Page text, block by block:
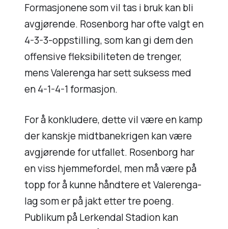
Formasjonene som vil tas i bruk kan bli
avgjørende. Rosenborg har ofte valgt en
4-3-3-oppstilling, som kan gi dem den
offensive fleksibiliteten de trenger,
mens Valerenga har sett suksess med
en 4-1-4-1 formasjon.
For å konkludere, dette vil være en kamp
der kanskje midtbanekrigen kan være
avgjørende for utfallet. Rosenborg har
en viss hjemmefordel, men må være på
topp for å kunne håndtere et Valerenga-
lag som er på jakt etter tre poeng.
Publikum på Lerkendal Stadion kan